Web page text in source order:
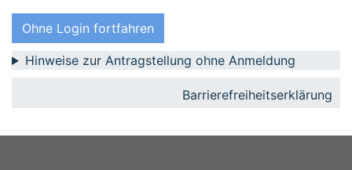
Ohne Login fortfahren
Hinweise zur Antragstellung ohne Anmeldung
Barrierefreiheitserklärung